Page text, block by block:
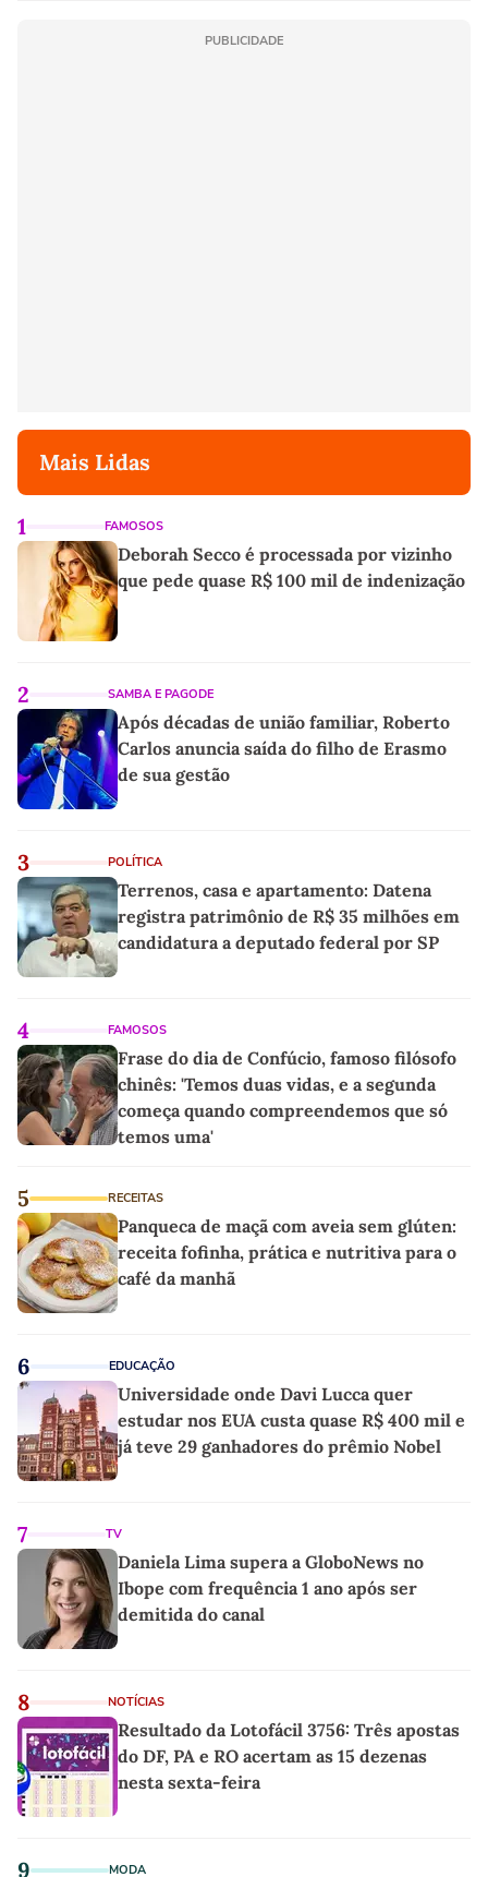
PUBLICIDADE
Mais Lidas
1 FAMOSOS
Deborah Secco é processada por vizinho
que pede quase R$ 100 mil de indenização
2 SAMBA E PAGODE
Após décadas de união familiar, Roberto
Carlos anuncia saída do filho de Erasmo
de sua gestão
3 POLÍTICA
Terrenos, casa e apartamento: Datena
registra patrimônio de R$ 35 milhões em
candidatura a deputado federal por SP
4 FAMOSOS
Frase do dia de Confúcio, famoso filósofo
chinês: 'Temos duas vidas, e a segunda
começa quando compreendemos que só
temos uma'
5 RECEITAS
Panqueca de maçã com aveia sem glúten:
receita fofinha, prática e nutritiva para o
café da manhã
6 EDUCAÇÃO
Universidade onde Davi Lucca quer
estudar nos EUA custa quase R$ 400 mil e
já teve 29 ganhadores do prêmio Nobel
7 TV
Daniela Lima supera a GloboNews no
Ibope com frequência 1 ano após ser
demitida do canal
8 NOTÍCIAS
Resultado da Lotofácil 3756: Três apostas
do DF, PA e RO acertam as 15 dezenas
nesta sexta-feira
9 MODA